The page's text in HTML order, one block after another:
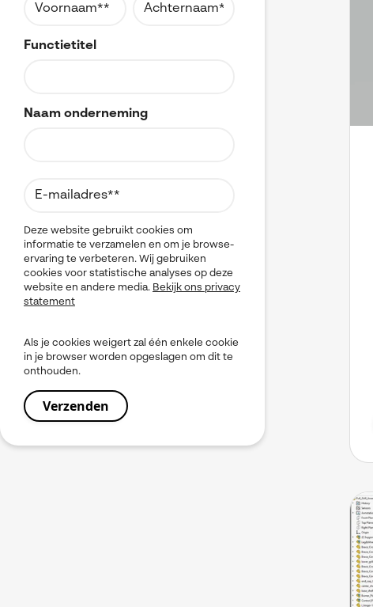
Functietitel
Naam onderneming
Deze website gebruikt cookies om
informatie te verzamelen en om je browse-
ervaring te verbeteren. Wij gebruiken
cookies voor statistische analyses op deze
website en andere media. Bekijk ons privacy
statement
Als je cookies weigert zal één enkele cookie
in je browser worden opgeslagen om dit te
onthouden.